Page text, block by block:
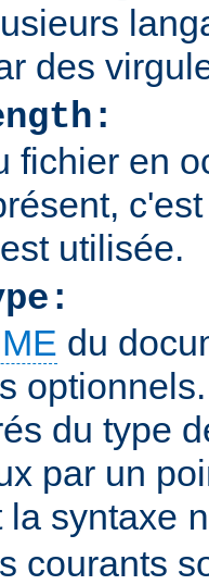
des
fichier en
utilisée.
du
du type
par un
la syntaxe
courants